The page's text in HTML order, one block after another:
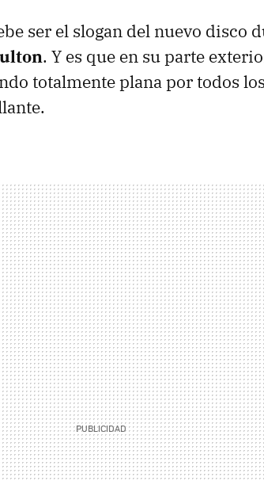
ser el slogan del nuevo disco
. Y es que en su parte
totalmente plana por todos